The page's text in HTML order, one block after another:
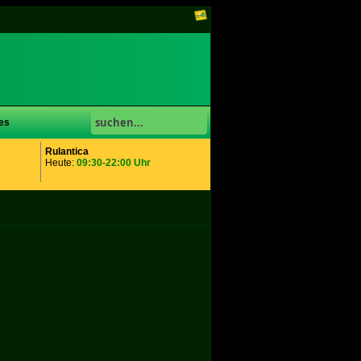
Rulantica
Heute: 09:30-22:00 Uhr